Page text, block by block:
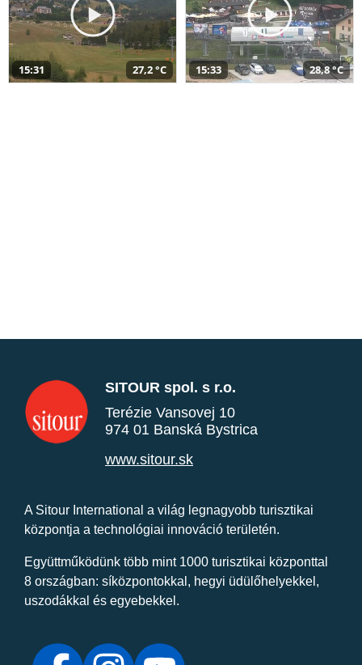
15:31 27,2 °C 15:33 28,8 °C
SITOUR spol. s r.o.
Terézie Vansovej 10
974 01 Banská Bystrica
www.sitour.sk
A Sitour International a világ legnagyobb turisztikai
központja a technológiai innováció területén.
Együttműködünk több mint 1000 turisztikai központtal
8 országban: síközpontokkal, hegyi üdülőhelyekkel,
uszodákkal és egyebekkel.